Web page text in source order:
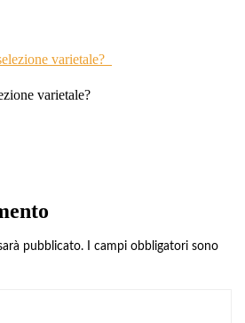
varietale?
pubblicato.
I campi obbligatori sono